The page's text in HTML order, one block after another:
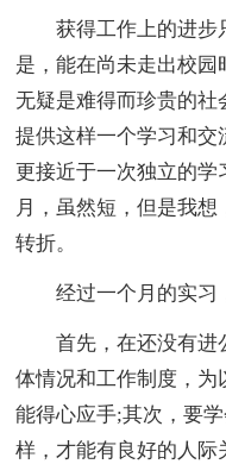
获得工作上的进步
是，能在尚未走出校
无疑是难得而珍贵的
提供这样一个学习和交
更接近于一次独立的学
月，虽然短，但是我
转折。
经过一个月的实习
首先，在还没有进
体情况和工作制度，
能得心应手;其次，要
样，才能有良好的人际